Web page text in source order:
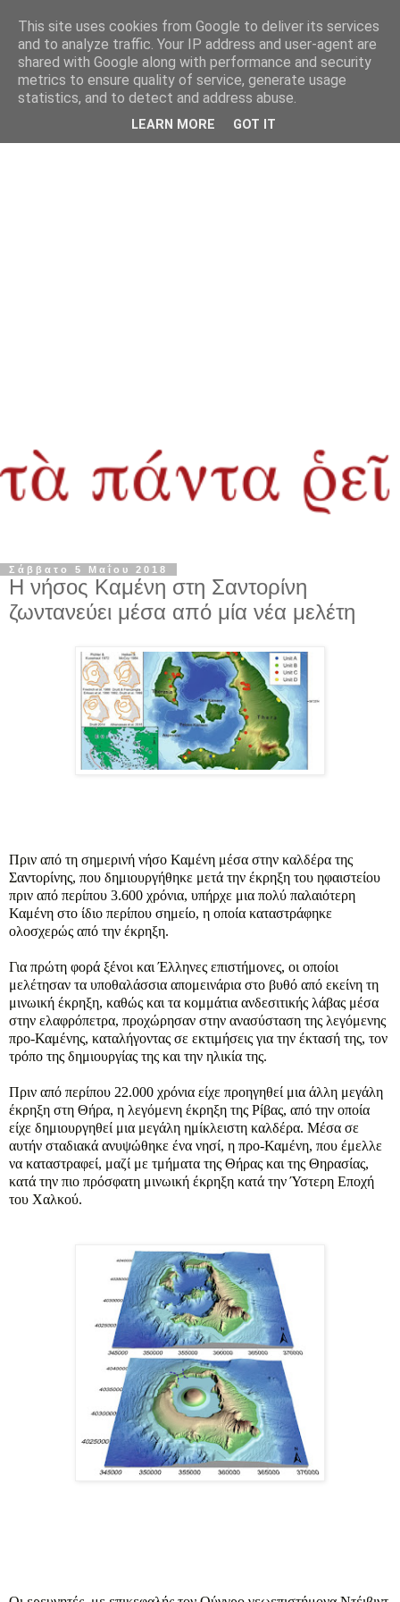
Σάββατο 5 Μαΐου 2018
Η νήσος Καμένη στη Σαντορίνη
ζωντανεύει μέσα από μία νέα μελέτη
Πριν από τη σημερινή νήσο Καμένη μέσα στην καλδέρα της
Σαντορίνης, που δημιουργήθηκε μετά την έκρηξη του ηφαιστείου
πριν από περίπου 3.600 χρόνια, υπήρχε μια πολύ παλαιότερη
Καμένη στο ίδιο περίπου σημείο, η οποία καταστράφηκε
ολοσχερώς από την έκρηξη.
Για πρώτη φορά ξένοι και Έλληνες επιστήμονες, οι οποίοι
μελέτησαν τα υποθαλάσσια απομεινάρια στο βυθό από εκείνη τη
μινωική έκρηξη, καθώς και τα κομμάτια ανδεσιτικής λάβας μέσα
στην ελαφρόπετρα, προχώρησαν στην ανασύσταση της λεγόμενης
προ-Καμένης, καταλήγοντας σε εκτιμήσεις για την έκτασή της, τον
τρόπο της δημιουργίας της και την ηλικία της.
Πριν από περίπου 22.000 χρόνια είχε προηγηθεί μια άλλη μεγάλη
έκρηξη στη Θήρα, η λεγόμενη έκρηξη της Ρίβας, από την οποία
είχε δημιουργηθεί μια μεγάλη ημίκλειστη καλδέρα. Μέσα σε
αυτήν σταδιακά ανυψώθηκε ένα νησί, η προ-Καμένη, που έμελλε
να καταστραφεί, μαζί με τμήματα της Θήρας και της Θηρασίας,
κατά την πιο πρόσφατη μινωική έκρηξη κατά την Ύστερη Εποχή
του Χαλκού.
This site uses cookies from Google to deliver its services
and to analyze traffic. Your IP address and user-agent are
shared with Google along with performance and security
metrics to ensure quality of service, generate usage
statistics, and to detect and address abuse.
LEARN MORE GOT IT